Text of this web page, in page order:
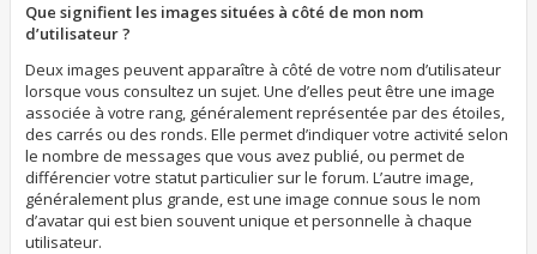
Que signifient les images situées à côté de mon nom
d’utilisateur ?
Deux images peuvent apparaître à côté de votre nom d’utilisateur
lorsque vous consultez un sujet. Une d’elles peut être une image
associée à votre rang, généralement représentée par des étoiles,
des carrés ou des ronds. Elle permet d’indiquer votre activité selon
le nombre de messages que vous avez publié, ou permet de
différencier votre statut particulier sur le forum. L’autre image,
généralement plus grande, est une image connue sous le nom
d’avatar qui est bien souvent unique et personnelle à chaque
utilisateur.